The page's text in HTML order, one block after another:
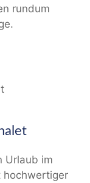
rundum
Urlaub im
hochwertiger